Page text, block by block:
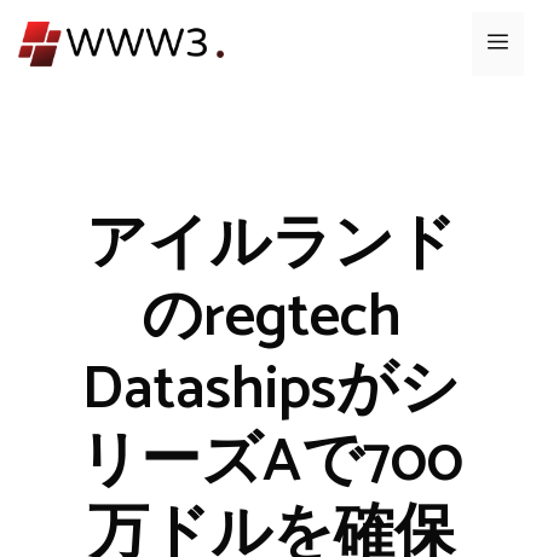
ン
メ
アイルランド
のregtech
Datashipsがシ
リーズAで700
万ドルを確保